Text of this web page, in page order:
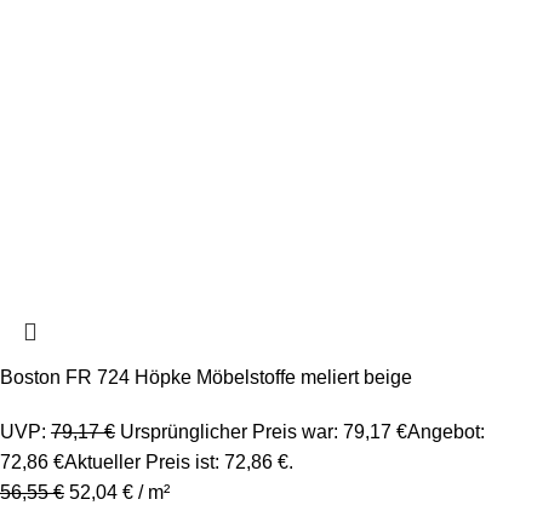
Boston FR 724 Höpke Möbelstoffe meliert beige
UVP: 79,17€ Ursprünglicher Preis war: 79,17 €Angebot:
72,86 €Aktueller Preis ist: 72,86 €.
56,55€ 52,04 € / m²